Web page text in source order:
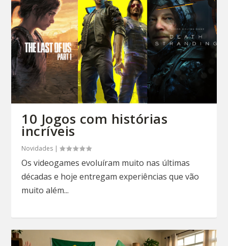
10 Jogos com histórias
incríveis
Novidades |
Os videogames evoluíram muito nas últimas
décadas e hoje entregam experiências que vão
muito além...